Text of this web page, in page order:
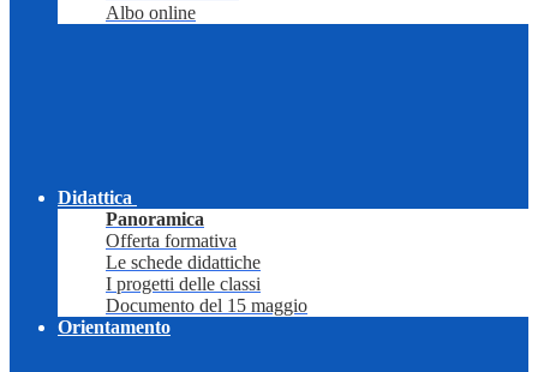
Albo online
Didattica
Panoramica
Offerta formativa
Le schede didattiche
I progetti delle classi
Documento del 15 maggio
Orientamento